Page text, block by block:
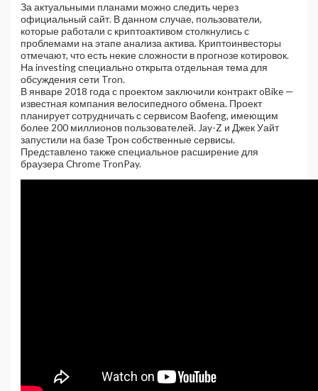
За актуальными планами можно следить через
официальный сайт. В данном случае, пользователи,
которые работали с криптоактивом столкнулись с
проблемами на этапе анализа актива. Криптоинвесторы
отмечают, что есть некие сложности в прогнозе котировок.
На investing специально открыта отдельная тема для
обсуждения сети Tron.
В январе 2018 года с проектом заключили контракт oBike —
известная компания велосипедного обмена. Проект
планирует сотрудничать с сервисом Baofeng, имеющим
более 200 миллионов пользователей. Jay-Z и Джек Уайт
запустили на базе Трон собственные сервисы.
Представлено также специальное расширение для
браузера Chrome TronPay.